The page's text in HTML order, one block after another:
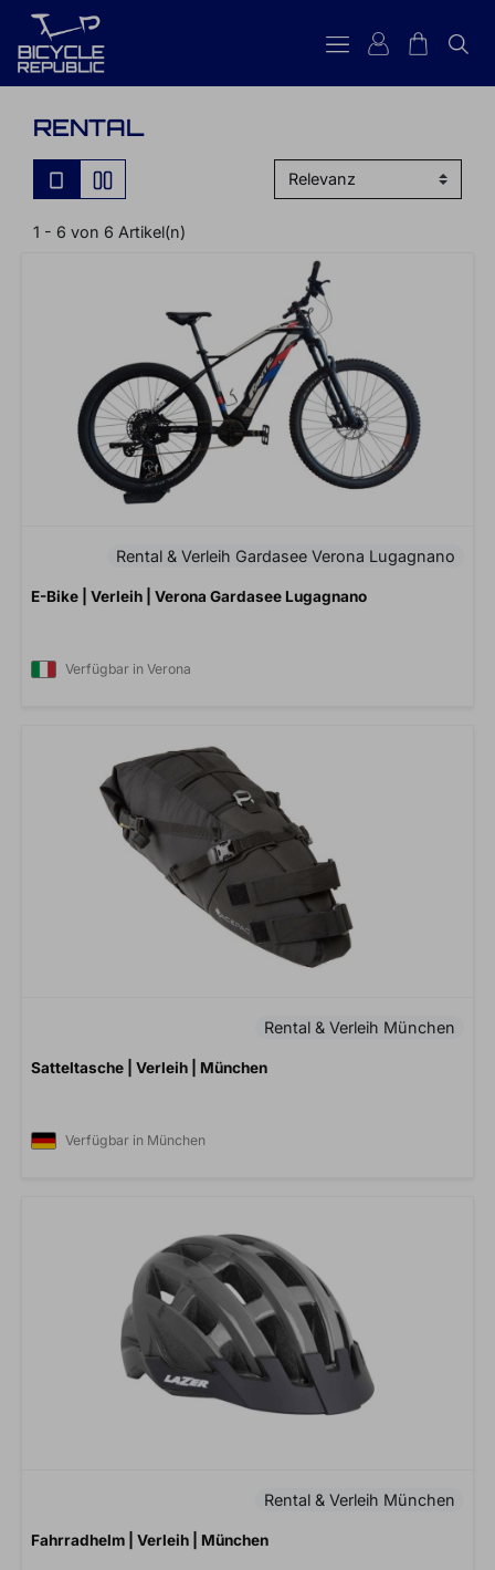
RENTAL
1 - 6 von 6 Artikel(n)
Rental & Verleih Gardasee Verona Lugagnano
E-Bike | Verleih | Verona Gardasee Lugagnano
Verfügbar in Verona
Rental & Verleih München
Satteltasche | Verleih | München
Verfügbar in München
Rental & Verleih München
Fahrradhelm | Verleih | München